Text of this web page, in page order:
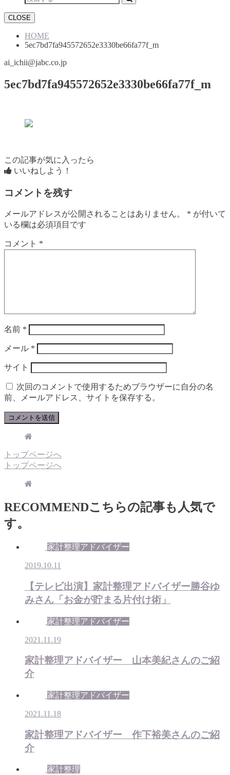
CLOSE
HOME
5ec7bd7fa945572652e3330be66fa77f_m
ai_ichii@jabc.co.jp
5ec7bd7fa945572652e3330be66fa77f_m
この記事が気に入ったら
いいねしよう！
コメントを残す
メールアドレスが公開されることはありません。 * が付いて
いる欄は必須項目です
コメント *
名前 *
メール *
サイト
次回のコメントで使用するためブラウザーに自分の名
前、メールアドレス、サイトを保存する。
トップページへ
トップページへ
RECOMMENDこちらの記事も人気で
す。
家計整理アドバイザー
2019.10.11
【テレビ出演】家計整理アドバイザー勝谷ゆ
みさん「お金が貯まる片付け術」
家計整理アドバイザー
2021.11.19
家計整理アドバイザー 山本美紀さんのご紹
介
家計整理アドバイザー
2021.11.18
家計整理アドバイザー 作下裕美さんのご紹
介
家計整理